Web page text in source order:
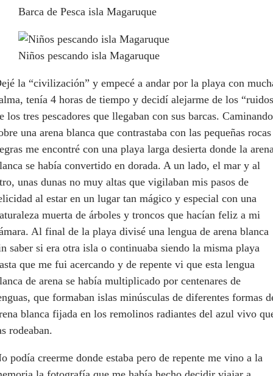
Barca de Pesca isla Magaruque
Niños pescando isla Magaruque
la “civilización” y empecé a andar por la playa con
tenía 4 horas de tiempo y decidí alejarme de los
los tres pescadores que llegaban con sus barcas. Caminando
una arena blanca que contrastaba con las pequeñas rocas
me encontré con una playa larga desierta donde la
se había convertido en dorada. A un lado, el mar y al
unas dunas no muy altas que vigilaban mis pasos de
al estar en un lugar tan mágico y especial con una
muerta de árboles y troncos que hacían feliz a mi
Al final de la playa divisé una lengua de arena blanca
saber si era otra isla o continuaba siendo la misma playa
que me fui acercando y de repente vi que esta lengua
de arena se había multiplicado por centenares de
que formaban islas minúsculas de diferentes formas
blanca fijada en los remolinos radiantes del azul vivo
rodeaban.
podía creerme donde estaba pero de repente me vino a la